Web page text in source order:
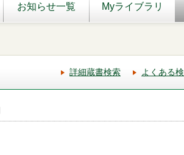
お知らせ一覧 Myライブラリ
詳細蔵書検索 よくある